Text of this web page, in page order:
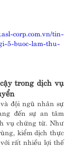
corp.com.vn/tin-
5-buoc-lam-thu-
trong dịch vụ
đội ngũ nhân sự
đến sự an tâm
vụ chứng từ. Như
kiểm dịch thực
rất nhiều lợi thế